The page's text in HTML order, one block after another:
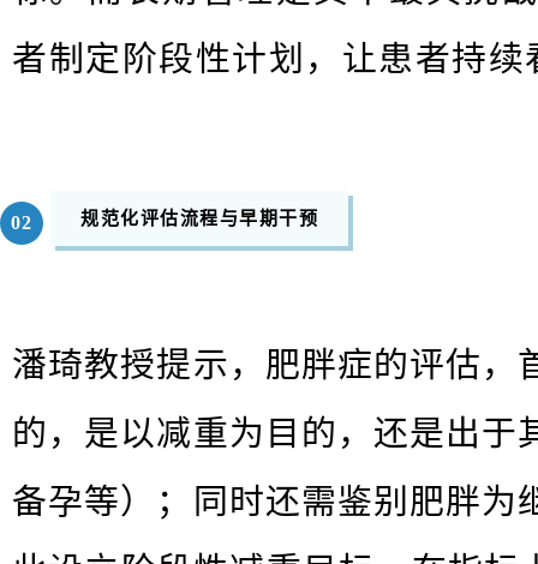
者制定阶段性计划，让患者持
02 规范化评估流程与早期干预
潘琦教授提示，肥胖症的评估，
的，是以减重为⽬的，还是出于
备孕等）；同时还需鉴别肥胖为